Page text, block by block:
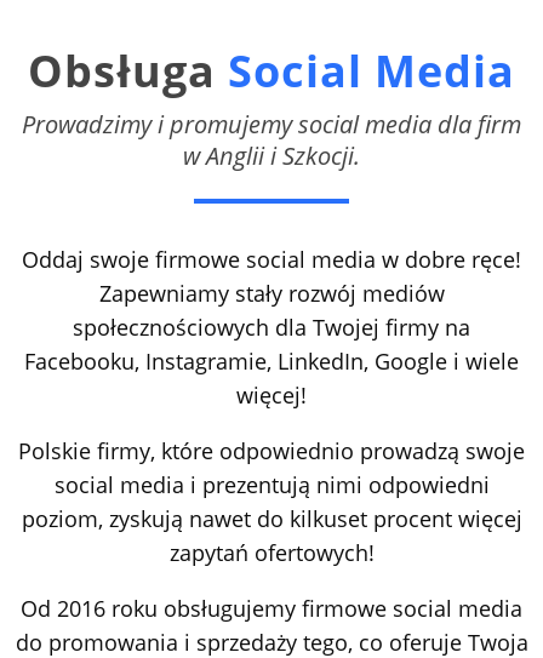
Obsługa Social Media
Prowadzimy i promujemy social media dla firm
w Anglii i Szkocji.
Oddaj swoje firmowe social media w dobre ręce!
Zapewniamy stały rozwój mediów
społecznościowych dla Twojej firmy na
Facebooku, Instagramie, LinkedIn, Google i wiele
więcej!
Polskie firmy, które odpowiednio prowadzą swoje
social media i prezentują nimi odpowiedni
poziom, zyskują nawet do kilkuset procent więcej
zapytań ofertowych!
Od 2016 roku obsługujemy firmowe social media
do promowania i sprzedaży tego, co oferuje Twoja